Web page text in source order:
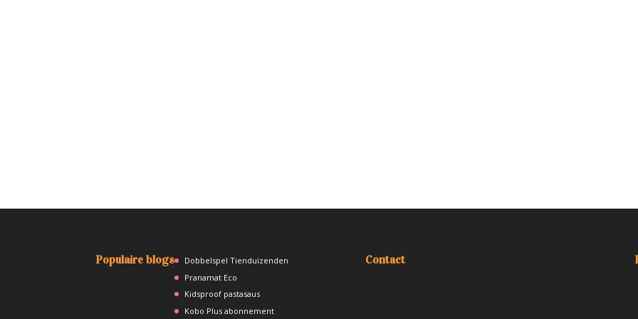
Populaire blogs
Dobbelspel Tienduizenden
Pranamat Eco
Kidsproof pastasaus
Kobo Plus abonnement
Contact